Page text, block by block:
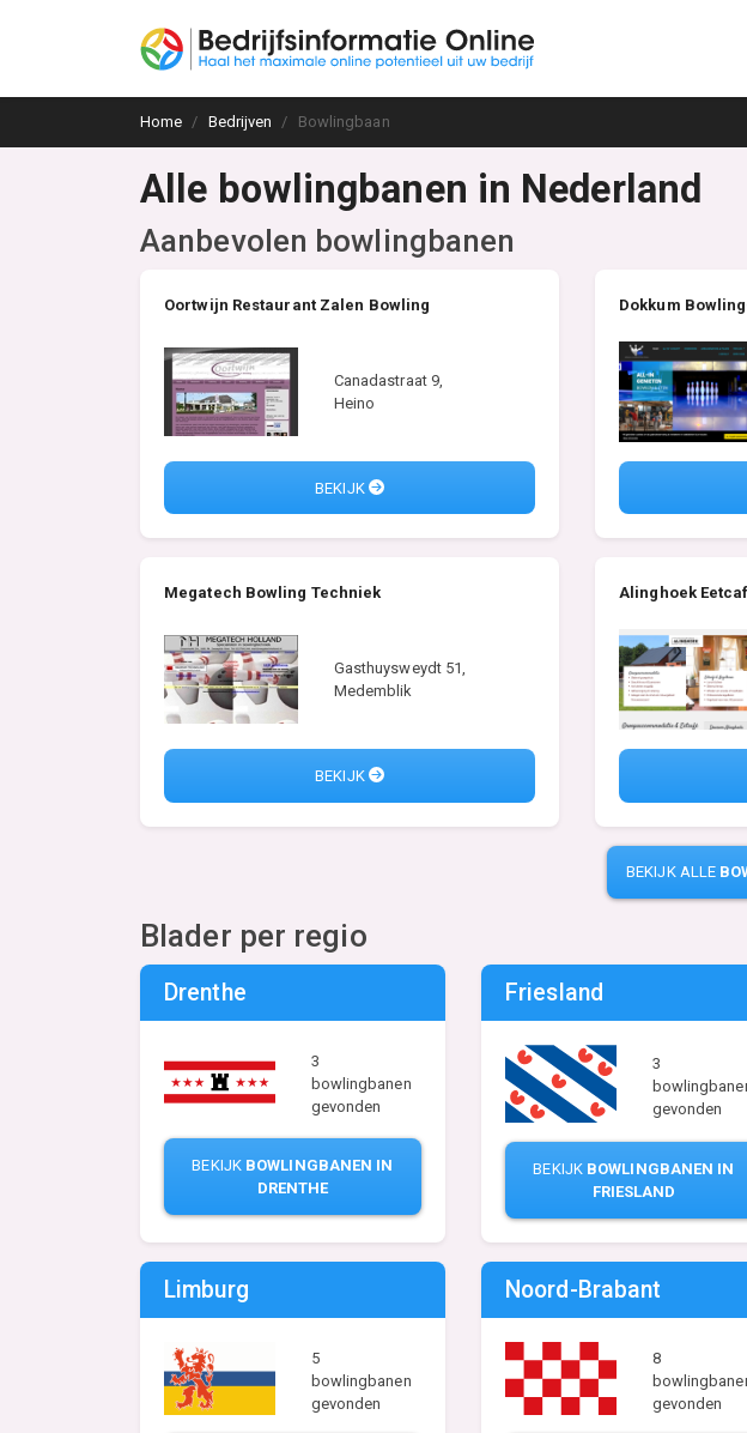
Home Bedrijven Bowlingbaan
Alle bowlingbanen in Nederland
Aanbevolen bowlingbanen
Oortwijn Restaurant Zalen Bowling
Canadastraat 9,
Heino
BEKIJK
Dokkum
Megatech Bowling Techniek
Gasthuysweydt 51,
Medemblik
BEKIJK
Alinghoek
BEKIJK ALLE
Blader per regio
Drenthe
3
bowlingbanen
gevonden
BEKIJK BOWLINGBANEN IN
DRENTHE
Friesland
3
gevonden
BEKIJK BOWLINGBANEN IN
FRIESLAND
Limburg
5
bowlingbanen
gevonden
Noord-Brabant
8
gevonden